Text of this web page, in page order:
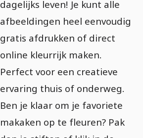
dagelijks leven! Je kunt alle
afbeeldingen heel eenvoudig
gratis afdrukken of direct
online kleurrijk maken.
Perfect voor een creatieve
ervaring thuis of onderweg.
Ben je klaar om je favoriete
makaken op te fleuren? Pak